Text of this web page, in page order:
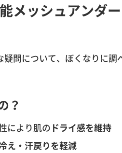
メッシュアンダー
問について、ぼくなりに調
？
により肌の ドライ感を維持
え・汗戻りを軽減